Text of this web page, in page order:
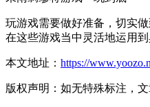
玩游戏需要做好准备，切实
在这些游戏当中灵活地运用
本文地址： https://
版权声明：如无特殊标注，